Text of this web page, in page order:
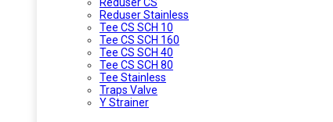
Reduser Stainless
Tee CS SCH 10
Tee CS SCH 160
Tee CS SCH 40
Tee CS SCH 80
Tee Stainless
Traps Valve
Y Strainer